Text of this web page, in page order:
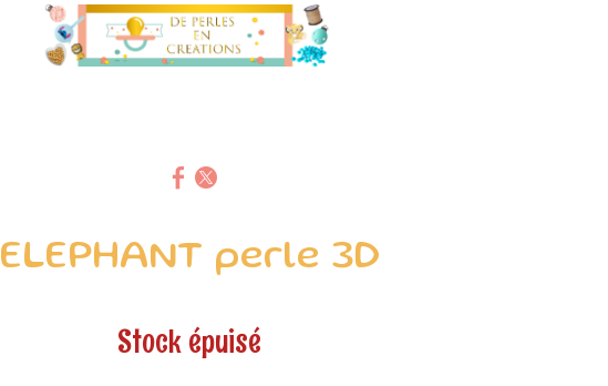
ELEPHANT perle 3D
Stock épuisé